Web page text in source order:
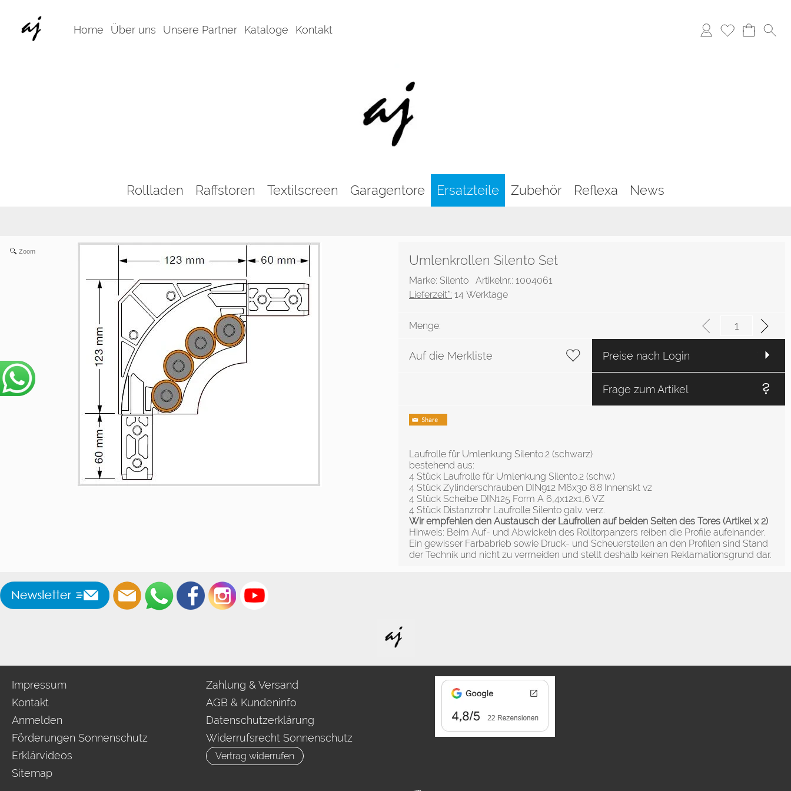
Home Über uns Unsere Partner Kataloge Kontakt
Rollladen Raffstoren Textilscreen Garagentore Ersatzteile Zubehör Reflexa News
Zoom
Umlenkrollen Silento Set
Marke: Silento Artikelnr.: 1004061
Lieferzeit*: 14 Werktage
Menge:
Auf die Merkliste Preise nach Login
Frage zum Artikel
Laufrolle für Umlenkung Silento.2 (schwarz)
bestehend aus:
4 Stück Laufrolle für Umlenkung Silento.2 (schw.)
4 Stück Zylinderschrauben DIN912 M6x30 8.8 Innenskt vz
4 Stück Scheibe DIN125 Form A 6,4x12x1,6 VZ
4 Stück Distanzrohr Laufrolle Silento galv. verz.
Wir empfehlen den Austausch der Laufrollen auf beiden Seiten des Tores (Artikel x 2)
Hinweis: Beim Auf- und Abwickeln des Rolltorpanzers reiben die Profile aufeinander.
Ein gewisser Farbabrieb sowie Druck- und Scheuerstellen an den Profilen sind Stand
der Technik und nicht zu vermeiden und stellt deshalb keinen Reklamationsgrund dar.
Impressum
Kontakt
Anmelden
Förderungen Sonnenschutz
Erklärvideos
Sitemap
Zahlung & Versand
AGB & Kundeninfo
Datenschutzerklärung
Widerrufsrecht Sonnenschutz
Vertrag widerrufen